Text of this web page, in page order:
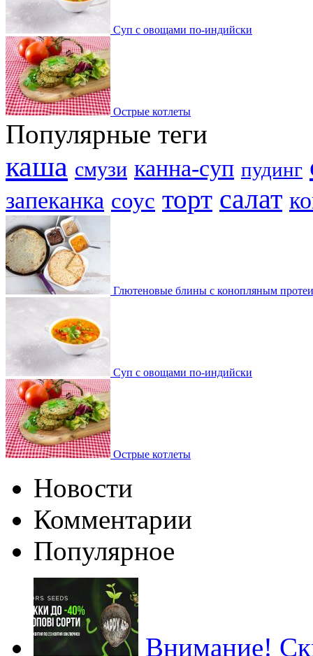
Суп с овощами по-индийски
Острые котлеты
Популярные теги
каша смузи канна-суп пудинг
запеканка соус торт салат
Глютеновые блины с конопляным
Суп с овощами по-индийски
Острые котлеты
Новости
Комментарии
Популярное
Внимание!